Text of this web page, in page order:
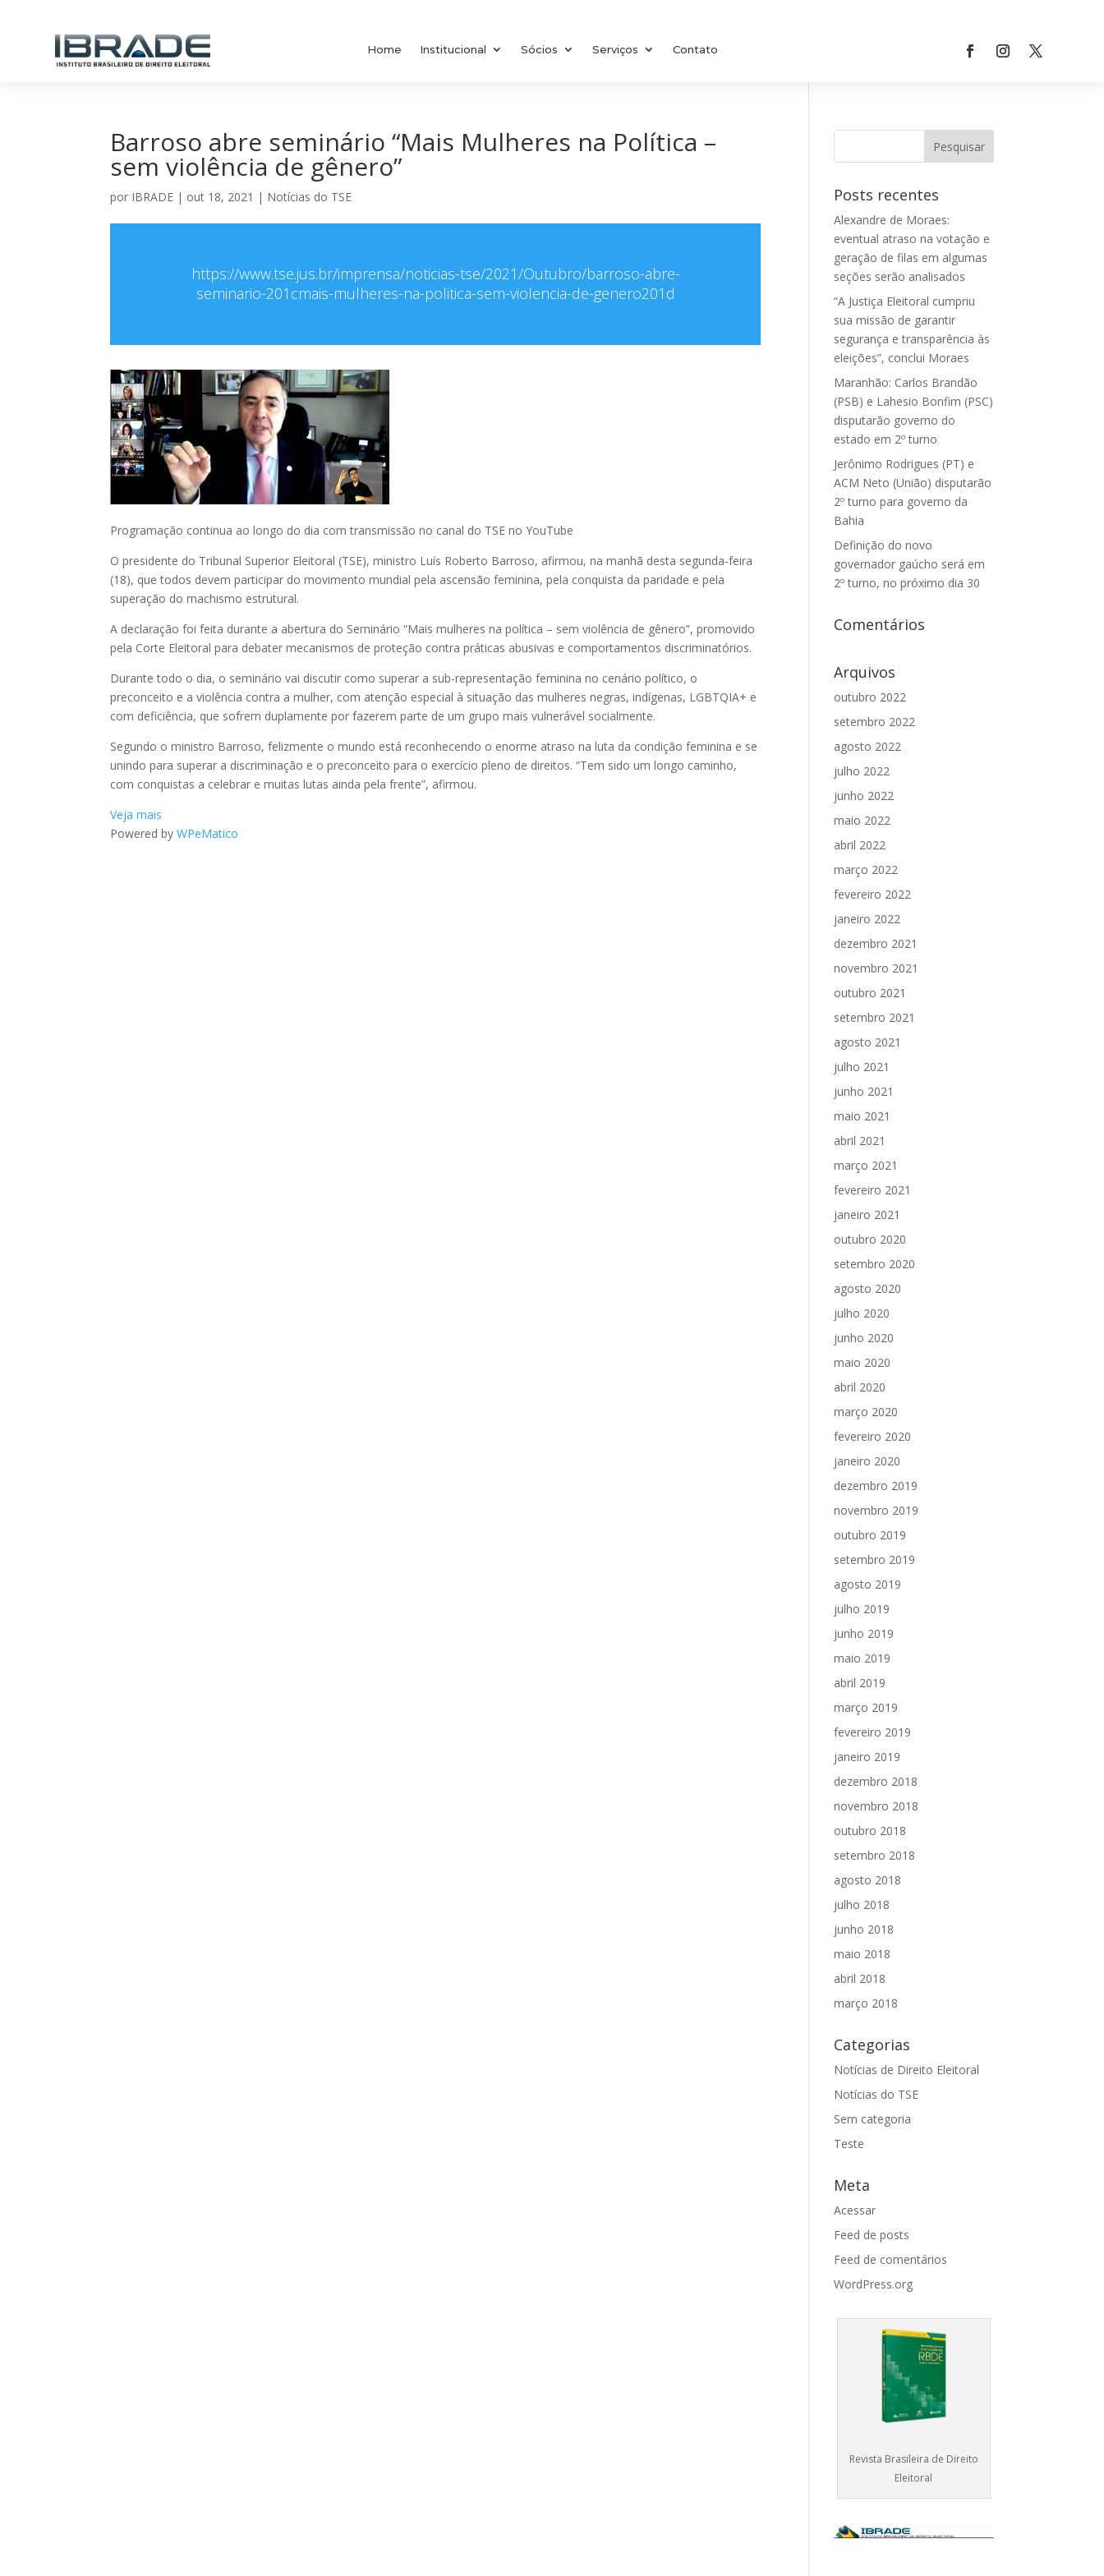
Home Institucional Sócios Serviços Contato
Barroso abre seminário “Mais Mulheres na Política –
sem violência de gênero”
por IBRADE | out 18, 2021 | Notícias do TSE
https://www.tse.jus.br/imprensa/noticias-tse/2021/Outubro/barroso-abre-
seminario-201cmais-mulheres-na-politica-sem-violencia-de-genero201d
Programação continua ao longo do dia com transmissão no canal do TSE no YouTube
O presidente do Tribunal Superior Eleitoral (TSE), ministro Luís Roberto Barroso, afirmou, na manhã desta segunda-feira
(18), que todos devem participar do movimento mundial pela ascensão feminina, pela conquista da paridade e pela
superação do machismo estrutural.
A declaração foi feita durante a abertura do Seminário “Mais mulheres na política – sem violência de gênero”, promovido
pela Corte Eleitoral para debater mecanismos de proteção contra práticas abusivas e comportamentos discriminatórios.
Durante todo o dia, o seminário vai discutir como superar a sub-representação feminina no cenário político, o
preconceito e a violência contra a mulher, com atenção especial à situação das mulheres negras, indígenas, LGBTQIA+ e
com deficiência, que sofrem duplamente por fazerem parte de um grupo mais vulnerável socialmente.
Segundo o ministro Barroso, felizmente o mundo está reconhecendo o enorme atraso na luta da condição feminina e se
unindo para superar a discriminação e o preconceito para o exercício pleno de direitos. “Tem sido um longo caminho,
com conquistas a celebrar e muitas lutas ainda pela frente”, afirmou.
Veja mais
Powered byWPeMatico
Posts recentes
Alexandre de Moraes:
eventual atraso na votação e
geração de filas em algumas
seções serão analisados
“A Justiça Eleitoral cumpriu
sua missão de garantir
segurança e transparência às
eleições”, conclui Moraes
Maranhão: Carlos Brandão
(PSB) e Lahesio Bonfim (PSC)
disputarão governo do
estado em 2º turno
Jerônimo Rodrigues (PT) e
ACM Neto (União) disputarão
2º turno para governo da
Bahia
Definição do novo
governador gaúcho será em
2º turno, no próximo dia 30
Comentários
Arquivos
outubro 2022
setembro 2022
agosto 2022
julho 2022
junho 2022
maio 2022
abril 2022
março 2022
fevereiro 2022
janeiro 2022
dezembro 2021
novembro 2021
outubro 2021
setembro 2021
agosto 2021
julho 2021
junho 2021
maio 2021
abril 2021
março 2021
fevereiro 2021
janeiro 2021
outubro 2020
setembro 2020
agosto 2020
julho 2020
junho 2020
maio 2020
abril 2020
março 2020
fevereiro 2020
janeiro 2020
dezembro 2019
novembro 2019
outubro 2019
setembro 2019
agosto 2019
julho 2019
junho 2019
maio 2019
abril 2019
março 2019
fevereiro 2019
janeiro 2019
dezembro 2018
novembro 2018
outubro 2018
setembro 2018
agosto 2018
julho 2018
junho 2018
maio 2018
abril 2018
março 2018
Categorias
Notícias de Direito Eleitoral
Notícias do TSE
Sem categoria
Teste
Meta
Acessar
Feed de posts
Feed de comentários
WordPress.org
Revista Brasileira de Direito
Eleitoral